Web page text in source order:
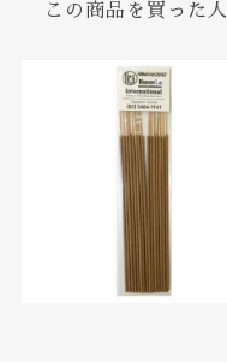
この商品を買った